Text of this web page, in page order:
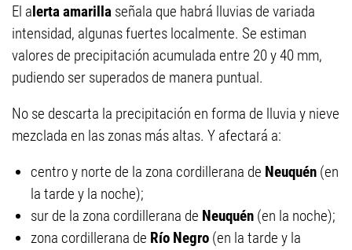
El alerta amarilla señala que habrá lluvias de variada
intensidad, algunas fuertes localmente. Se estiman
valores de precipitación acumulada entre 20 y 40 mm,
pudiendo ser superados de manera puntual.
No se descarta la precipitación en forma de lluvia y nieve
mezclada en las zonas más altas. Y afectará a:
centro y norte de la zona cordillerana de Neuquén (en
la tarde y la noche);
sur de la zona cordillerana de Neuquén (en la noche);
zona cordillerana de Río Negro (en la tarde y la